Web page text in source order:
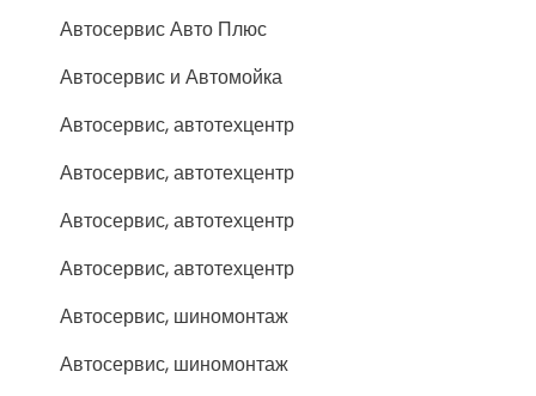
Автосервис Авто Плюс
Автосервис и Автомойка
Автосервис, автотехцентр
Автосервис, автотехцентр
Автосервис, автотехцентр
Автосервис, автотехцентр
Автосервис, шиномонтаж
Автосервис, шиномонтаж